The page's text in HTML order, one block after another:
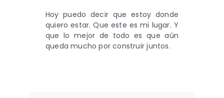
Hoy puedo decir que estoy donde
quiero estar. Que este es mi lugar. Y
que lo mejor de todo es que aún
queda mucho por construir juntos.